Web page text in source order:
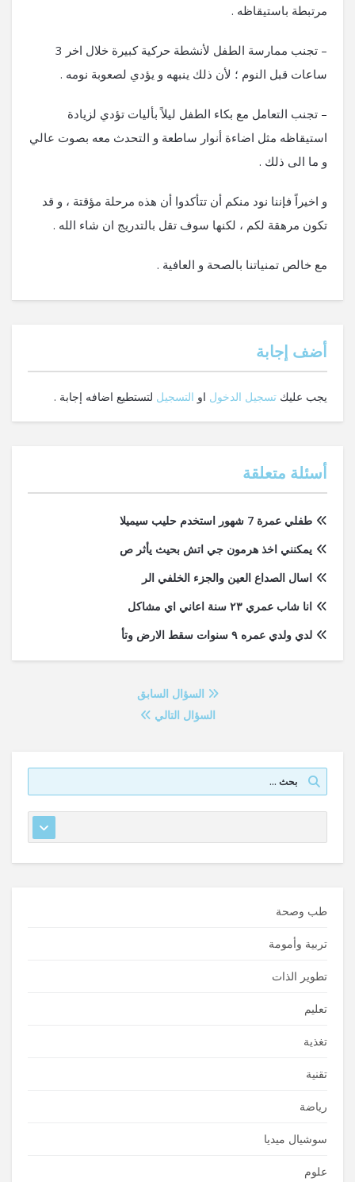
مرتبطة باستيقاظه .
– تجنب ممارسة الطفل لأنشطة حركية كبيرة خلال اخر 3
ساعات قبل النوم ؛ لأن ذلك ينبهه و يؤدي لصعوبة نومه .
– تجنب التعامل مع بكاء الطفل ليلاً بأليات تؤدي لزيادة
استيقاظه مثل اضاءة أنوار ساطعة و التحدث معه بصوت عالي
و ما الى ذلك .
و اخيراً فإننا نود منكم أن تتأكدوا أن هذه مرحلة مؤقتة ، و قد
تكون مرهقة لكم ، لكنها سوف تقل بالتدريج ان شاء الله .
مع خالص تمنياتنا بالصحة و العافية .
‫أضف إجابة
يجب عليك تسجيل الدخول او التسجيل لتستطيع اضافه إجابة .
أسئلة متعلقة
طفلي عمرة 7 شهور استخدم حليب سيميلا
يمكنني اخذ هرمون جي اتش بحيث يأثر ص
اسال الصداع العين والجزء الخلفي الر
انا شاب عمري ٢٣ سنة اعاني اي مشاكل
لدي ولدي عمره ٩ سنوات سقط الارض وتأ
السؤال السابق
السؤال التالي
طب وصحة
تربية وأمومة
تطوير الذات
تعليم
تغذية
تقنية
رياضة
سوشيال ميديا
علوم